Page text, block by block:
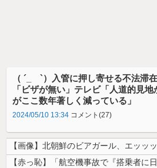
（ ´_ゝ`）入管に押し寄せる不法滞
「ビザが無い」テレビ「人道的見
がここ数年著しく減っている」
2024/05/10 13:34 コメント(27)